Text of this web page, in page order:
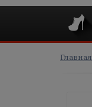
Главная